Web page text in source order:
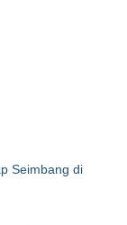
Seimbang di